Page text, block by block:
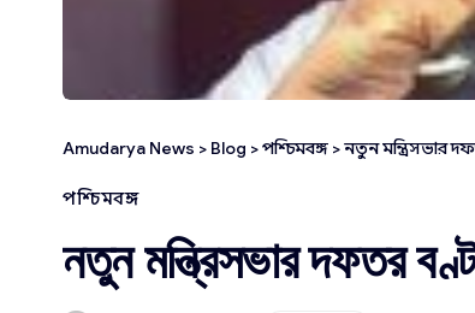
Amudarya News > Blog >পশ্চিমবঙ্গ >নতুন মন্ত্রিসভার
পশ্চিমবঙ্গ
নতুন মন্ত্রিসভার দফতর